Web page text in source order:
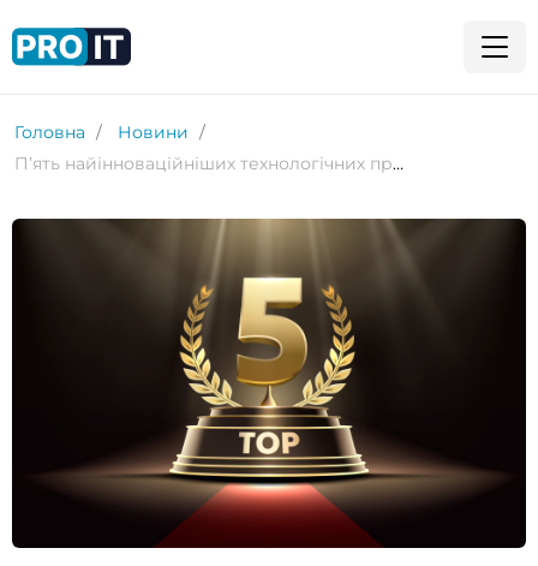
Головна
Новини
П’ять найінноваційніших технологічних продуктів 2025 року